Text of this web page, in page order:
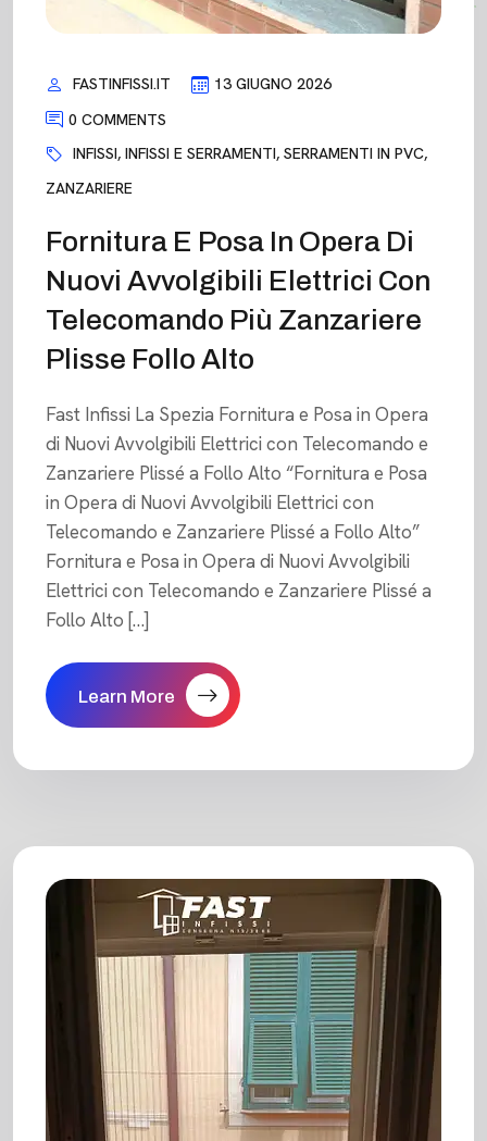
FASTINFISSI.IT
13 GIUGNO 2026
0 COMMENTS
INFISSI, INFISSI E SERRAMENTI, SERRAMENTI IN PVC,
ZANZARIERE
Fornitura E Posa In Opera Di
Nuovi Avvolgibili Elettrici Con
Telecomando Più Zanzariere
Plisse Follo Alto
Fast Infissi La Spezia Fornitura e Posa in Opera
di Nuovi Avvolgibili Elettrici con Telecomando e
Zanzariere Plissé a Follo Alto “Fornitura e Posa
in Opera di Nuovi Avvolgibili Elettrici con
Telecomando e Zanzariere Plissé a Follo Alto”
Fornitura e Posa in Opera di Nuovi Avvolgibili
Elettrici con Telecomando e Zanzariere Plissé a
Follo Alto […]
Learn More